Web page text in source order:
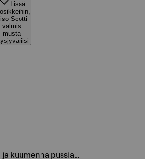
Lisää
Scotti
valmis
musta
ja kuumenna pussia…